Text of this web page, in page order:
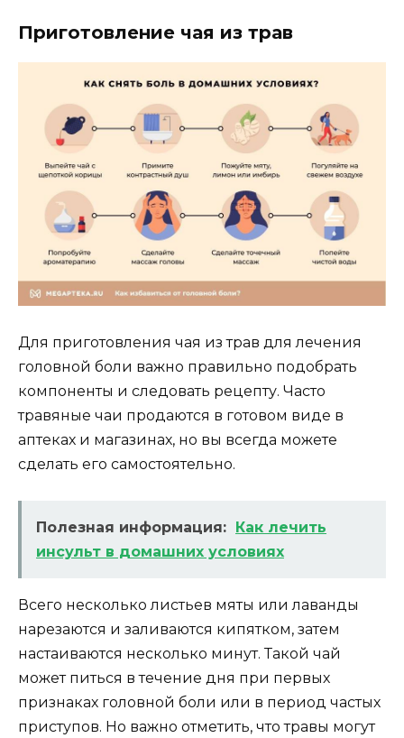
Приготовление чая из трав
Для приготовления чая из трав для лечения
головной боли важно правильно подобрать
компоненты и следовать рецепту. Часто
травяные чаи продаются в готовом виде в
аптеках и магазинах, но вы всегда можете
сделать его самостоятельно.
Полезная информация:
Как лечить
инсульт в домашних условиях
Всего несколько листьев мяты или лаванды
нарезаются и заливаются кипятком, затем
настаиваются несколько минут. Такой чай
может питься в течение дня при первых
признаках головной боли или в период частых
приступов. Но важно отметить, что травы могут